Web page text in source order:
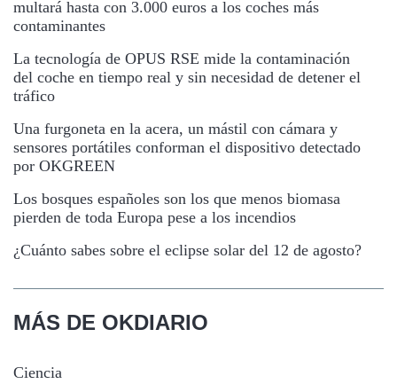
multará hasta con 3.000 euros a los coches más
contaminantes
La tecnología de OPUS RSE mide la contaminación
del coche en tiempo real y sin necesidad de detener el
tráfico
Una furgoneta en la acera, un mástil con cámara y
sensores portátiles conforman el dispositivo detectado
por OKGREEN
Los bosques españoles son los que menos biomasa
pierden de toda Europa pese a los incendios
¿Cuánto sabes sobre el eclipse solar del 12 de agosto?
MÁS DE OKDIARIO
Ciencia